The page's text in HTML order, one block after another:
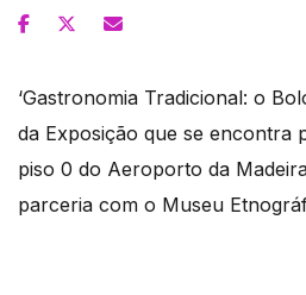
‘Gastronomia Tradicional: o
da Exposição que se encontra
piso 0 do Aeroporto da
parceria com o Museu